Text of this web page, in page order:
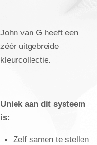
John van G heeft een
zéér uitgebreide
kleurcollectie.
Uniek aan dit systeem
is:
Zelf samen te stellen